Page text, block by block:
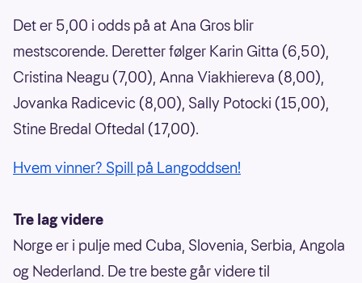
Det er 5,00 i odds på at Ana Gros blir
mestscorende. Deretter følger Karin Gitta (6,50),
Cristina Neagu (7,00), Anna Viakhiereva (8,00),
Jovanka Radicevic (8,00), Sally Potocki (15,00),
Stine Bredal Oftedal (17,00).
Hvem vinner? Spill på Langoddsen!
Tre lag videre
Norge er i pulje med Cuba, Slovenia, Serbia, Angola
og Nederland. De tre beste går videre til